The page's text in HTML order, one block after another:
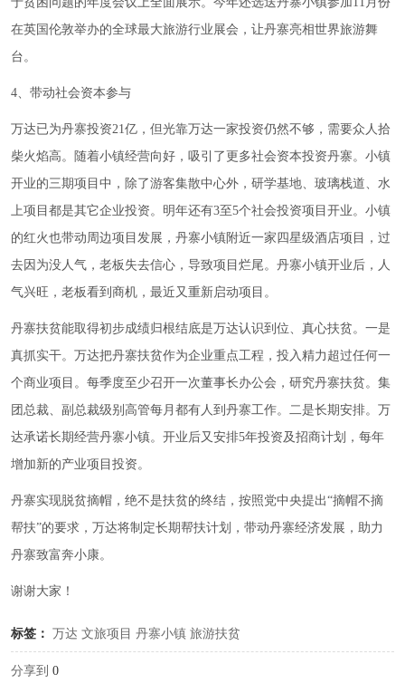
在英国伦敦举办的全球最大旅游行业展会，让丹寨亮相世界旅游舞
台。
4、带动社会资本参与
万达已为丹寨投资21亿，但光靠万达一家投资仍然不够，需要众人拾
柴火焰高。随着小镇经营向好，吸引了更多社会资本投资丹寨。小镇
开业的三期项目中，除了游客集散中心外，研学基地、玻璃栈道、水
上项目都是其它企业投资。明年还有3至5个社会投资项目开业。小镇
的红火也带动周边项目发展，丹寨小镇附近一家四星级酒店项目，过
去因为没人气，老板失去信心，导致项目烂尾。丹寨小镇开业后，人
气兴旺，老板看到商机，最近又重新启动项目。
丹寨扶贫能取得初步成绩归根结底是万达认识到位、真心扶贫。一是
真抓实干。万达把丹寨扶贫作为企业重点工程，投入精力超过任何一
个商业项目。每季度至少召开一次董事长办公会，研究丹寨扶贫。集
团总裁、副总裁级别高管每月都有人到丹寨工作。二是长期安排。万
达承诺长期经营丹寨小镇。开业后又安排5年投资及招商计划，每年
增加新的产业项目投资。
丹寨实现脱贫摘帽，绝不是扶贫的终结，按照党中央提出“摘帽不摘
帮扶”的要求，万达将制定长期帮扶计划，带动丹寨经济发展，助力
丹寨致富奔小康。
谢谢大家！
标签： 万达 文旅项目 丹寨小镇 旅游扶贫
分享到 0